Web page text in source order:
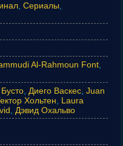
, Сериалы,
Al-Rahmoun Font,
, Диего Васкес, Juan
Хольтен, Laura
, Дэвид Охальво